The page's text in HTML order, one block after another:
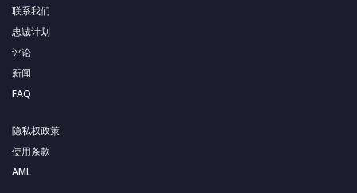
联系我们
忠诚计划
评论
新闻
FAQ
隐私权政策
使用条款
AML